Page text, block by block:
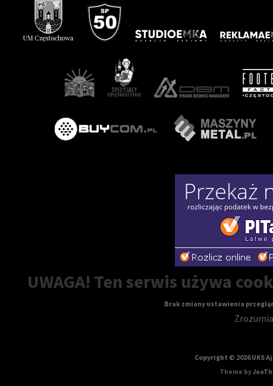
UWAGA! Ten serwis używa
Brak zmiany ustawienia
Copyright © 2026 UKS
Theme by